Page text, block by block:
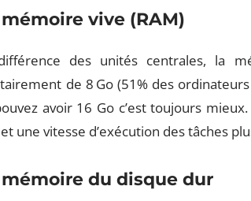
vive (RAM)
des unités centrales, la
de 8 Go (51% des
avoir 16 Go c’est toujours
une vitesse d’exécution des tâches
mémoire du disque dur